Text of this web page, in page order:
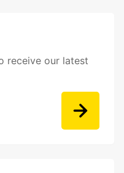
receive our latest